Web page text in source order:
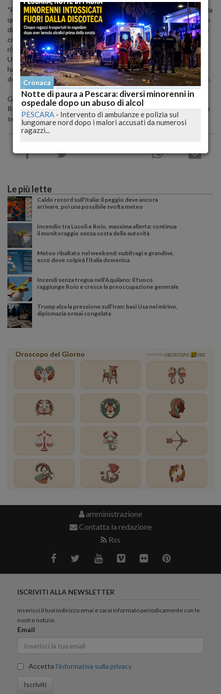
"Resta altissima la tensione nelle carceri abruzzesi, oggi affollate da
quasi 1.900 detenuti, e continua inesorabilmente a salire il numero
di eventi critici tra le sbarre - sottolinea il Sappe - L’ultimo episodio
critico ha interessato la casa circondariale di Teramo, in cui sono
ristretti oltre 410 detenuti.
Una donna, poi identificata e denunciata dalla polizia penitenziaria,
ha infatti tentato di introdurre della droga in carcere attraverso
delle salsicce contenute in un pacco destinato al nipote detenuto.
Grazie alla professionalità del personale di polizia penitenziaria del
Reparto Matricola/Colloqui lo stupefacente è stato intercettato e
sequestrato".
Le più lette
Caldo record sull'Italia: il peggio deve ancora
arrivare, poi una possibile svolta meteo
Incendio tra Lucoli e Roio, massima allerta: continua
il monitoraggio senza sosta delle autorità
Meteo ribaltato nel weekend: nubifragi e grandine,
ecco dove colpirà l’Italia domenica
Incendi senza tregua nell’Aquilano: il fuoco
raggiunge Roio e cresce la preoccupazione generale
Trump alza la pressione sull’Iran: basi Usa nel mirino,
diplomazia ormai congelata
Oroscopo del Giorno powered by OROSCOPO ORE
amministrazione
Contatta la redazione
Rss
ISCRIVITI ALLA NEWSLETTER
inserisci il tuoi indirizzo emai e sarai informato periodicamente con le
nostre notizie.
Email
Accetto l'informativa sulla privacy
Iscriviti
Cronaca
Notte di paura a Pescara: diversi minorenni in
ospedale dopo un abuso di alcol
PESCARA - Intervento di ambulanze e polizia sul
lungomare nord dopo i malori accusati da numerosi
ragazzi...